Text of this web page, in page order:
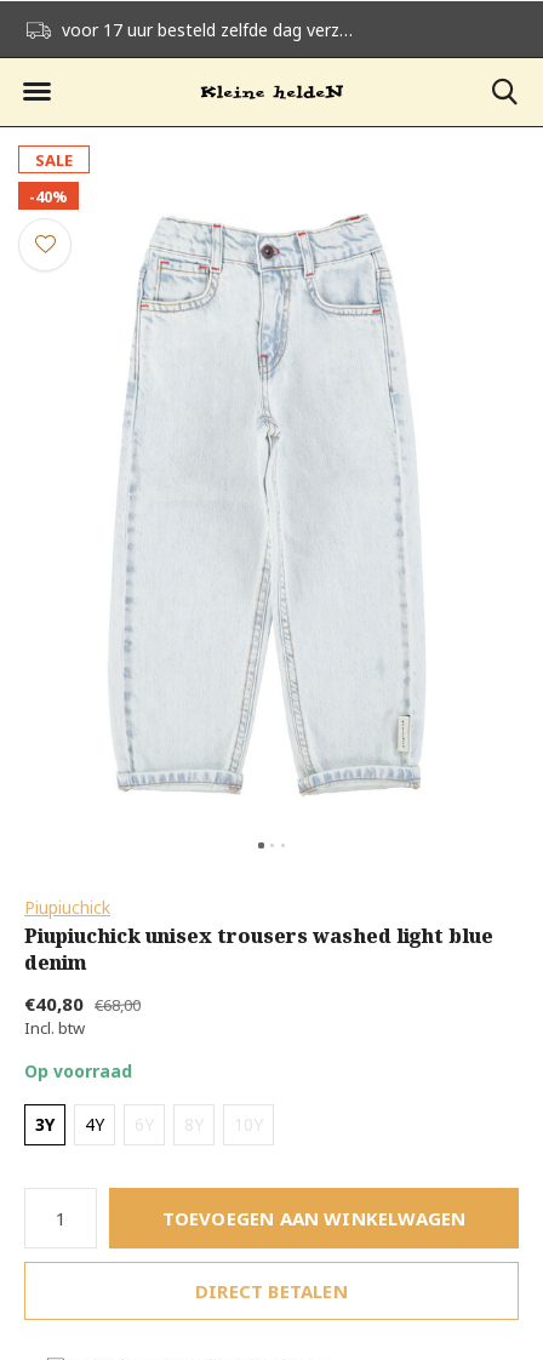
voor 17 uur besteld zelfde dag verzonden
SALE
-40%
Piupiuchick
Piupiuchick unisex trousers washed light blue
denim
€40,80 €68,00
Incl. btw
Op voorraad
3Y 4Y 6Y 8Y 10Y
TOEVOEGEN AAN WINKELWAGEN
DIRECT BETALEN